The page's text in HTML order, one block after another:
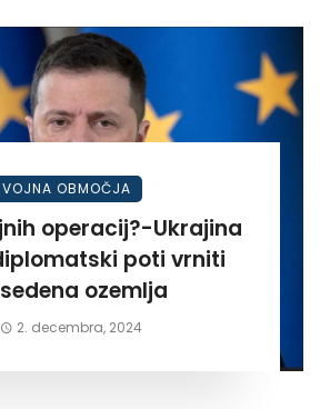
VOJNA OBMOČJA
operacij?-Ukrajina
poti vrniti
ozemlja
2. decembra, 2024